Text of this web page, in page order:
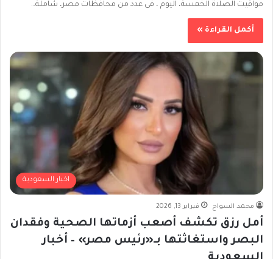
مواقيت الصلاة الخمسة، اليوم ، فى عدد من محافظات مصر، شاملة…
أكمل القراءة »
اخبار السعودية
محمد السواح فبراير 13, 2026
أمل رزق تكشف أصعب أزماتها الصحية وفقدان
البصر واستغاثتها بـ«رئيس مصر» – أخبار